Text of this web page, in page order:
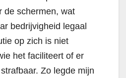
de schermen, wat
bedrijvigheid legaal
op zich is niet
het faciliteert of er
Zo legde mijn